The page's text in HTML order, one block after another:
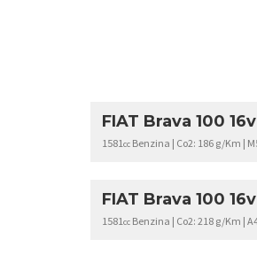
FIAT Brava 100 16v
1581cc Benzina | Co2: 186 g/Km |
FIAT Brava 100 16v
1581cc Benzina | Co2: 218 g/Km |